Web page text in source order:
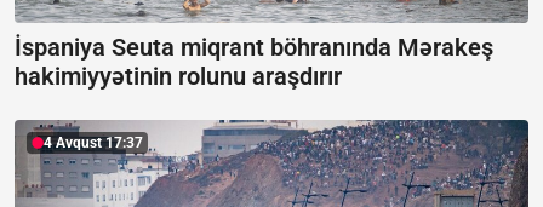
İspaniya Seuta miqrant böhranında Mərakeş
hakimiyyətinin rolunu araşdırır
4 Avqust 17:37